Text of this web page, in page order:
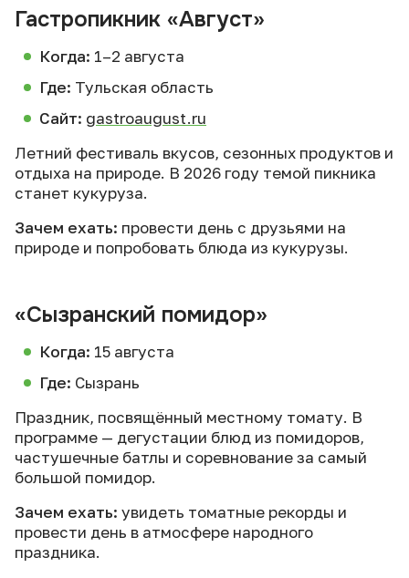
Гастропикник «Август»
Когда: 1–2 августа
Где: Тульская область
Сайт: gastroaugust.ru
Летний фестиваль вкусов, сезонных продуктов и
отдыха на природе. В 2026 году темой пикника
станет кукуруза.
Зачем ехать: провести день с друзьями на
природе и попробовать блюда из кукурузы.
«Сызранский помидор»
Когда: 15 августа
Где: Сызрань
Праздник, посвящённый местному томату. В
программе — дегустации блюд из помидоров,
частушечные батлы и соревнование за самый
большой помидор.
Зачем ехать: увидеть томатные рекорды и
провести день в атмосфере народного
праздника.